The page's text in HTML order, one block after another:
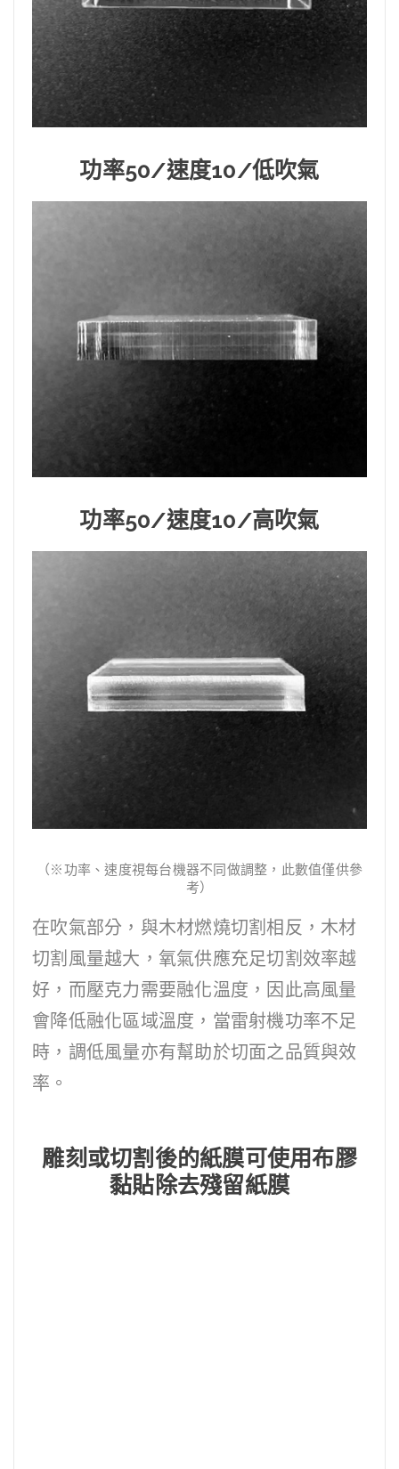
功率50/速度10/低吹氣
功率50/速度10/高吹氣
（※功率、速度視每台機器不同做調整，此數值僅供參
考）
在吹氣部分，與木材燃燒切割相反，木材
切割風量越大，氧氣供應充足切割效率越
好，而壓克力需要融化溫度，因此高風量
會降低融化區域溫度，當雷射機功率不足
時，調低風量亦有幫助於切面之品質與效
率。
雕刻或切割後的紙膜可使用布膠
黏貼除去殘留紙膜